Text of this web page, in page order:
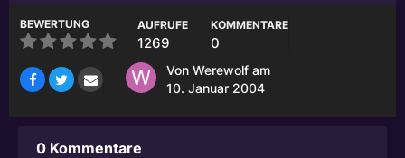
BEWERTUNG AUFRUFE
1269
KOMMENTARE
0
Von Werewolf am
10. Januar 2004
0 Kommentare